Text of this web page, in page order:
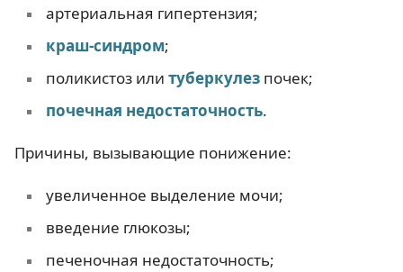
артериальная гипертензия;
краш-синдром;
поликистоз или туберкулез почек;
почечная недостаточность.
Причины, вызывающие понижение:
увеличенное выделение мочи;
введение глюкозы;
печеночная недостаточность;